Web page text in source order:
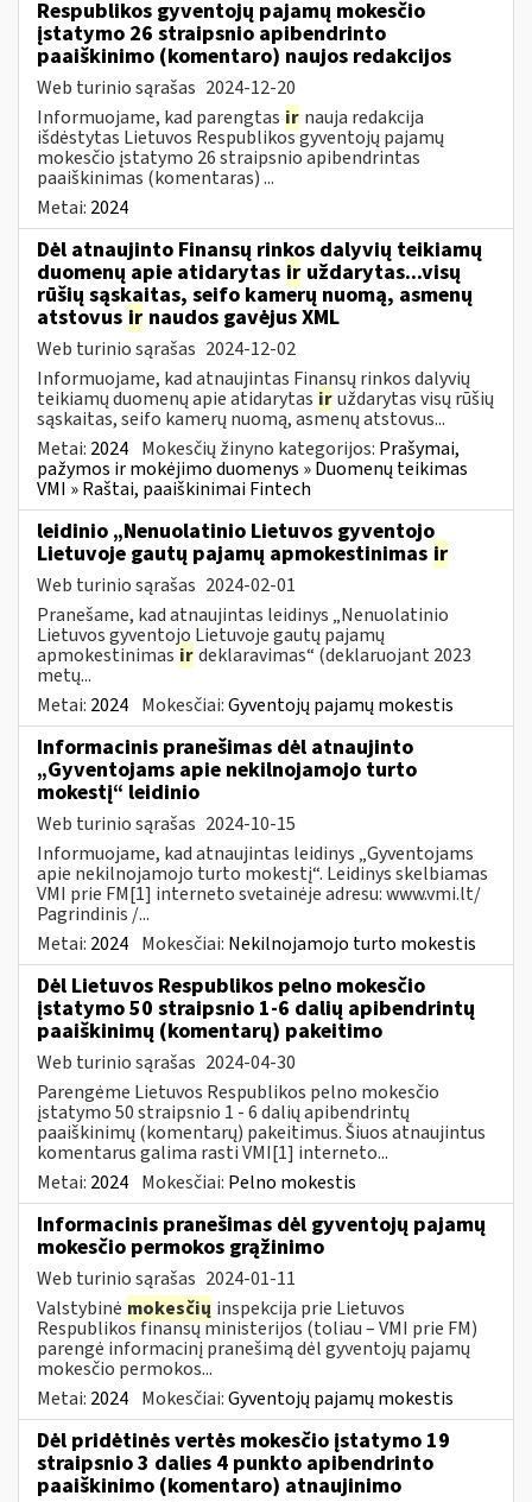
Respublikos gyventojų pajamų mokesčio
įstatymo 26 straipsnio apibendrinto
paaiškinimo (komentaro) naujos redakcijos
Web turinio sąrašas 2024-12-20
Informuojame, kad parengtas ir nauja redakcija
išdėstytas Lietuvos Respublikos gyventojų pajamų
mokesčio įstatymo 26 straipsnio apibendrintas
paaiškinimas (komentaras) ...
Metai: 2024
Dėl atnaujinto Finansų rinkos dalyvių teikiamų
duomenų apie atidarytas ir uždarytas...visų
rūšių sąskaitas, seifo kamerų nuomą, asmenų
atstovus ir naudos gavėjus XML
Web turinio sąrašas 2024-12-02
Informuojame, kad atnaujintas Finansų rinkos dalyvių
teikiamų duomenų apie atidarytas iruždarytas visų rūšių
sąskaitas, seifo kamerų nuomą, asmenų atstovus...
Metai: 2024 Mokesčių žinyno kategorijos: Prašymai,
pažymos ir mokėjimo duomenys » Duomenų teikimas
VMI » Raštai, paaiškinimai Fintech
leidinio „Nenuolatinio Lietuvos gyventojo
Lietuvoje gautų pajamų apmokestinimas ir
Web turinio sąrašas 2024-02-01
Pranešame, kad atnaujintas leidinys „Nenuolatinio
Lietuvos gyventojo Lietuvoje gautų pajamų
apmokestinimas irdeklaravimas“ (deklaruojant 2023
metų...
Metai: 2024 Mokesčiai:Gyventojų pajamų mokestis
Informacinis pranešimas dėl atnaujinto
„Gyventojams apie nekilnojamojo turto
mokestį“ leidinio
Web turinio sąrašas 2024-10-15
Informuojame, kad atnaujintas leidinys „Gyventojams
apie nekilnojamojo turto mokestį“. Leidinys skelbiamas
VMI prie FM[1] interneto svetainėje adresu: www.vmi.lt/
Pagrindinis /...
Metai: 2024 Mokesčiai: Nekilnojamojo turto mokestis
Dėl Lietuvos Respublikos pelno mokesčio
įstatymo 50 straipsnio 1-6 dalių apibendrintų
paaiškinimų (komentarų) pakeitimo
Web turinio sąrašas 2024-04-30
Parengėme Lietuvos Respublikos pelno mokesčio
įstatymo 50 straipsnio 1 - 6 dalių apibendrintų
paaiškinimų (komentarų) pakeitimus. Šiuos atnaujintus
komentarus galima rasti VMI[1] interneto...
Metai: 2024 Mokesčiai: Pelno mokestis
Informacinis pranešimas dėl gyventojų pajamų
mokesčio permokos grąžinimo
Web turinio sąrašas 2024-01-11
Valstybinė mokesčių inspekcija prie Lietuvos
Respublikos finansų ministerijos (toliau – VMI prie FM)
parengė informacinį pranešimą dėl gyventojų pajamų
mokesčio permokos...
Metai: 2024 Mokesčiai:Gyventojų pajamų mokestis
Dėl pridėtinės vertės mokesčio įstatymo 19
straipsnio 3 dalies 4 punkto apibendrinto
paaiškinimo (komentaro) atnaujinimo